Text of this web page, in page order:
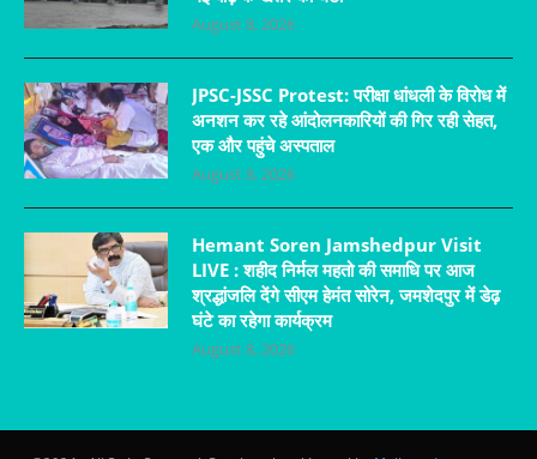
August 8, 2026
JPSC-JSSC Protest: परीक्षा धांधली के विरोध में
अनशन कर रहे आंदोलनकारियों की गिर रही सेहत,
एक और पहुंचे अस्पताल
August 8, 2026
Hemant Soren Jamshedpur Visit
LIVE : शहीद निर्मल महतो की समाधि पर आज
श्रद्धांजलि देंगे सीएम हेमंत सोरेन, जमशेदपुर में डेढ़
घंटे का रहेगा कार्यक्रम
August 8, 2026